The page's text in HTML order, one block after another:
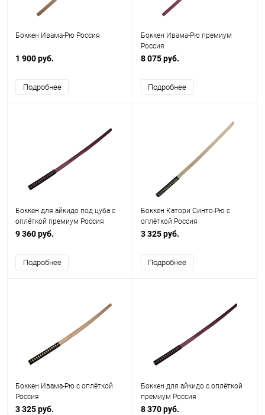
Боккен Ивама-Рю Россия
1 900 руб.
Подробнее
Боккен Ивама-Рю премиум
Россия
8 075 руб.
Подробнее
Боккен для айкидо под цуба с
оплёткой премиум Россия
9 360 руб.
Подробнее
Боккен Катори Синто-Рю с
оплёткой Россия
3 325 руб.
Подробнее
Боккен Ивама-Рю с оплёткой
Россия
3 325 руб.
Боккен для айкидо с оплёткой
премиум Россия
8 370 руб.